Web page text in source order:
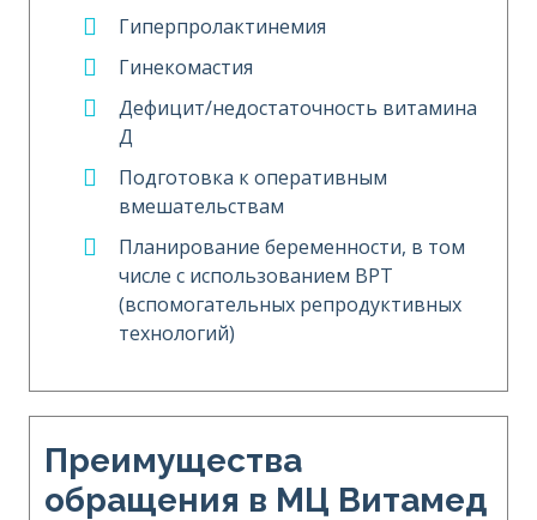
Гиперпролактинемия
Гинекомастия
Дефицит/недостаточность витамина
Д
Подготовка к оперативным
вмешательствам
Планирование беременности, в том
числе с использованием ВРТ
(вспомогательных репродуктивных
технологий)
Преимущества
обращения в МЦ Витамед